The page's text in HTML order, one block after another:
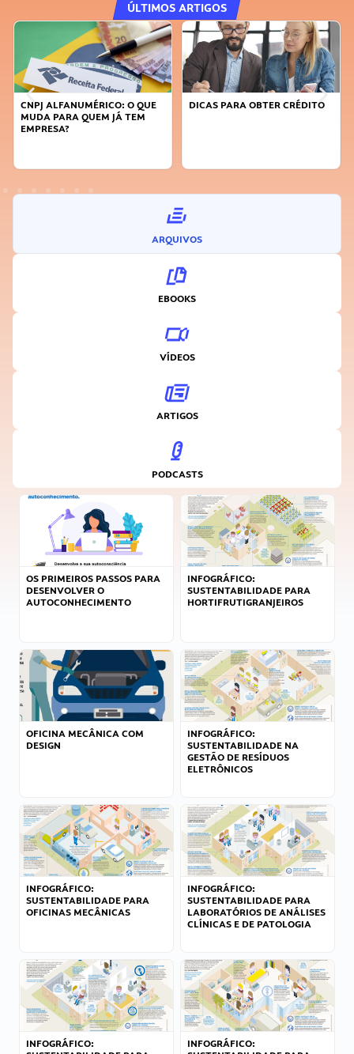
ÚLTIMOS ARTIGOS
CNPJ ALFANUMÉRICO: O QUE
MUDA PARA QUEM JÁ TEM
EMPRESA?
DICAS PARA OBTER CRÉDITO
ARQUIVOS
EBOOKS
VÍDEOS
ARTIGOS
PODCASTS
OS PRIMEIROS PASSOS PARA
DESENVOLVER O
AUTOCONHECIMENTO
INFOGRÁFICO:
SUSTENTABILIDADE PARA
HORTIFRUTIGRANJEIROS
OFICINA MECÂNICA COM
DESIGN
INFOGRÁFICO:
SUSTENTABILIDADE NA
GESTÃO DE RESÍDUOS
ELETRÔNICOS
INFOGRÁFICO:
SUSTENTABILIDADE PARA
OFICINAS MECÂNICAS
INFOGRÁFICO:
SUSTENTABILIDADE PARA
LABORATÓRIOS DE ANÁLISES
CLÍNICAS E DE PATOLOGIA
INFOGRÁFICO:
INFOGRÁFICO: